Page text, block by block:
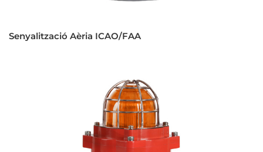
Senyalització Aèria ICAO/FAA